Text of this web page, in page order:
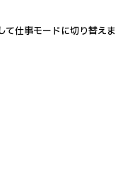
て仕事モードに切り替えま